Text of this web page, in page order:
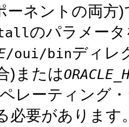
ーネントの両方
のパラメー
/oui/binディレ
)または
レーティング
必要があります